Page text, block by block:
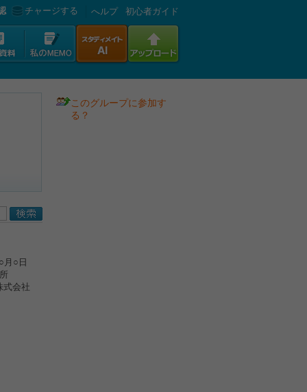
チャージする へルプ 初心者ガイド
○日
このグループに参加す
る？